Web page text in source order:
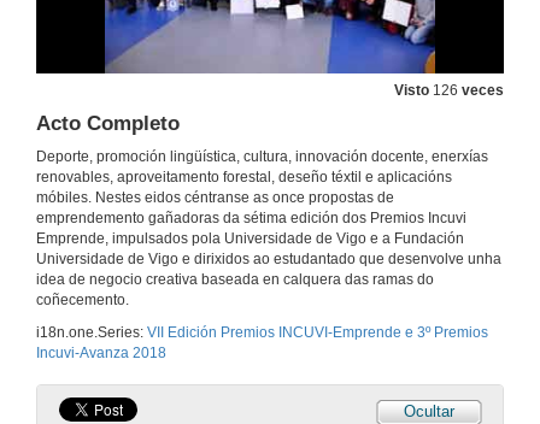
Visto 126 veces
Acto Completo
Deporte, promoción lingüística, cultura, innovación docente, enerxías
renovables, aproveitamento forestal, deseño téxtil e aplicacións
móbiles. Nestes eidos céntranse as once propostas de
emprendemento gañadoras da sétima edición dos Premios Incuvi
Emprende, impulsados pola Universidade de Vigo e a Fundación
Universidade de Vigo e dirixidos ao estudantado que desenvolve unha
idea de negocio creativa baseada en calquera das ramas do
coñecemento.
i18n.one.Series: VII Edición Premios INCUVI-Emprende e 3º Premios
Incuvi-Avanza 2018
Ocultar
Virreitora de Estudantes, Universidade de Vigo
13 de abr. de 2018
Intervención de Roberto Castro
Subdelegado do Goberno en Ourense
13 de abr. de 2018
Entrega dos III Premios Incuvi-Avanza